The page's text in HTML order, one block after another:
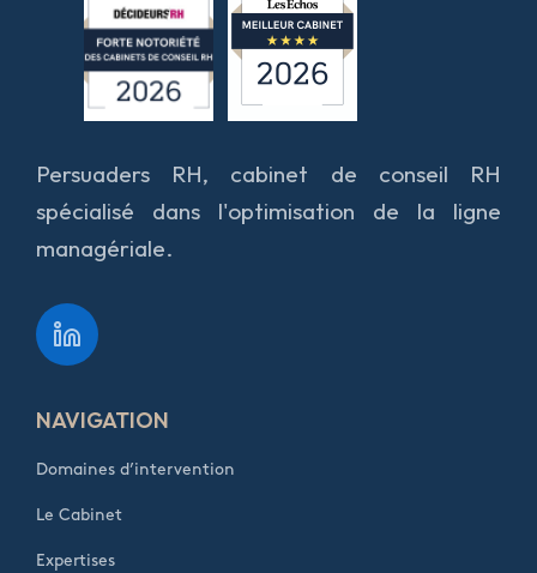
Persuaders RH, cabinet de conseil RH
spécialisé dans l'optimisation de la ligne
managériale.
NAVIGATION
Domaines d’intervention
Le Cabinet
Expertises